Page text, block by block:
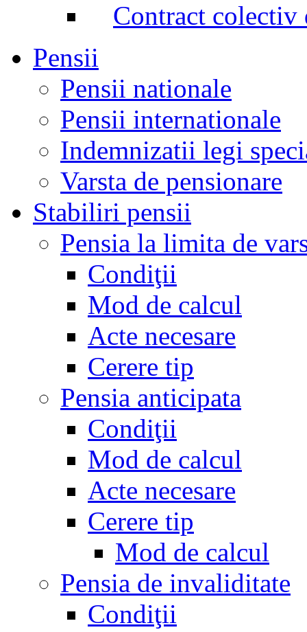
Contract colectiv
Pensii
Pensii nationale
Pensii internationale
Indemnizatii legi
Varsta de pensionare
Stabiliri pensii
Pensia la limita de
Condiţii
Mod de calcul
Acte necesare
Cerere tip
Pensia anticipata
Condiţii
Mod de calcul
Acte necesare
Cerere tip
Mod de calcul
Pensia de invaliditate
Condiţii